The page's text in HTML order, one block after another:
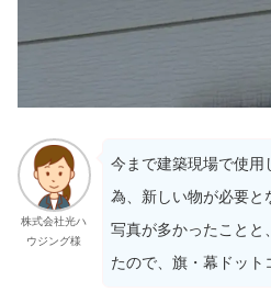
株式会社光ハ
ウジング様
今まで建築現場で使用
為、新しい物が必要と
写真が多かったことと
たので、旗・幕ドット